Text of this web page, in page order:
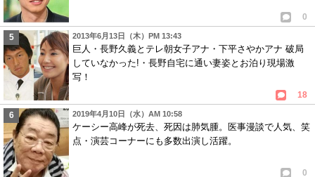
0
2013年6月13日（木）PM 13:43
巨人・長野久義とテレ朝女子アナ・下平さやかアナ 破局
していなかった!・長野自宅に通い妻姿とお泊り現場激
写！
18
2019年4月10日（水）AM 10:58
ケーシー高峰が死去、死因は肺気腫。医事漫談で人気、笑
点・演芸コーナーにも多数出演し活躍。
0